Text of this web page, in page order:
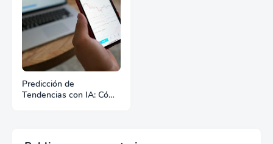
Predicción de
Tendencias con IA: Cómo